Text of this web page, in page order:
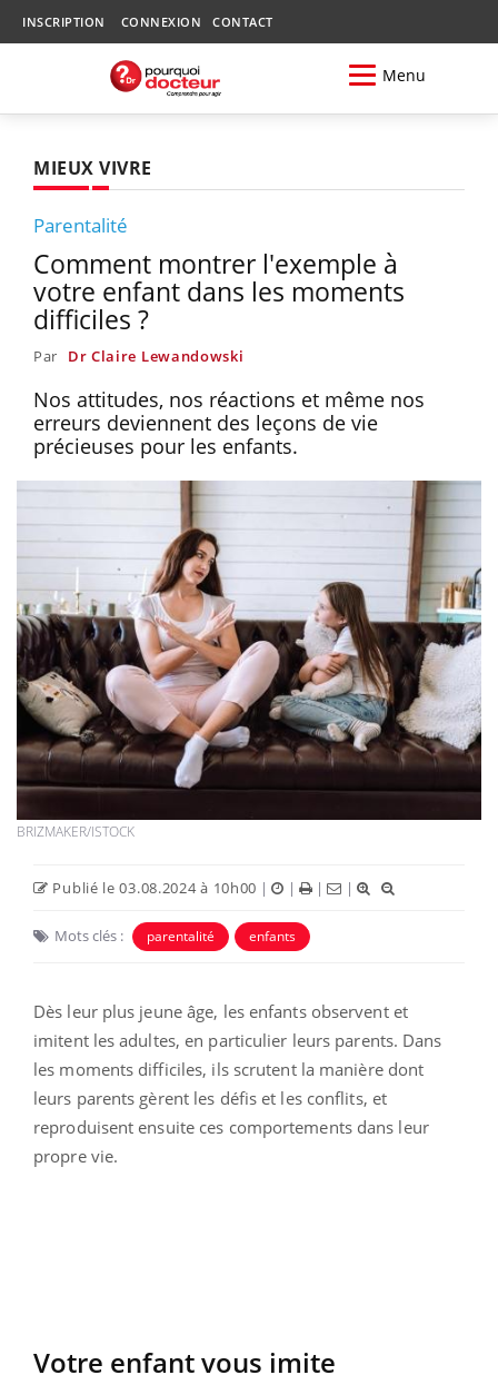
INSCRIPTION CONNEXION CONTACT
Menu
MIEUX VIVRE
Parentalité
Comment montrer l'exemple à
votre enfant dans les moments
difficiles ?
Par Dr Claire Lewandowski
Nos attitudes, nos réactions et même nos
erreurs deviennent des leçons de vie
précieuses pour les enfants.
BRIZMAKER/ISTOCK
Publié le 03.08.2024 à 10h00 | | | |
Mots clés : parentalité enfants
Dès leur plus jeune âge, les enfants observent et
imitent les adultes, en particulier leurs parents. Dans
les moments difficiles, ils scrutent la manière dont
leurs parents gèrent les défis et les conflits, et
reproduisent ensuite ces comportements dans leur
propre vie.
Votre enfant vous imite